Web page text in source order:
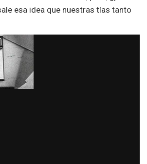
esa idea que nuestras tías tanto